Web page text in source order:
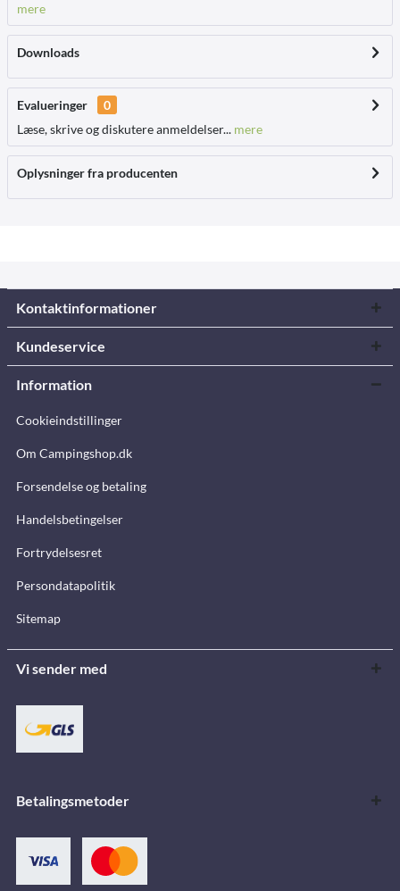
mere
Downloads
Evalueringer
0
Læse, skrive og diskutere anmeldelser... mere
Oplysninger fra producenten
Kontaktinformationer
Kundeservice
Information
Cookieindstillinger
Om Campingshop.dk
Forsendelse og betaling
Handelsbetingelser
Fortrydelsesret
Persondatapolitik
Sitemap
Vi sender med
Betalingsmetoder